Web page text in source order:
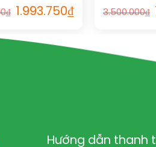
1015
₫ 1.993.750₫ 3.500.000₫
Hướng dẫn thanh